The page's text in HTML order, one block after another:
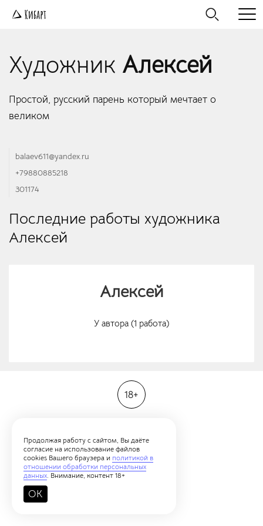
Художник Алексей
Простой, русский парень который мечтает о
великом
balaev611@yandex.ru
+79880885218
301174
Последние работы художника
Алексей
Алексей
У автора (1 работа)
18+
Продолжая работу с сайтом, Вы даёте
согласие на использование файлов
cookies Вашего браузера и политикой в
отношении обработки персональных
данных. Внимание, контент 18+
OK